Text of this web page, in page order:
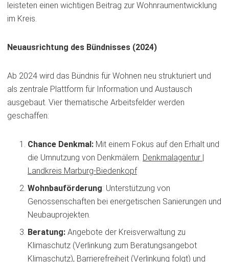
leisteten einen wichtigen Beitrag zur Wohnraumentwicklung
im Kreis.
Neuausrichtung des Bündnisses (2024)
Ab 2024 wird das Bündnis für Wohnen neu strukturiert und
als zentrale Plattform für Information und Austausch
ausgebaut. Vier thematische Arbeitsfelder werden
geschaffen:
Chance Denkmal: Mit einem Fokus auf den Erhalt und
die Umnutzung von Denkmälern. Denkmalagentur |
Landkreis Marburg-Biedenkopf
(Öffnet
einem
neuen
Wohnbauförderung: Unterstützung von
Genossenschaften bei energetischen Sanierungen und
Neubauprojekten.
Beratung: Angebote der Kreisverwaltung zu
Klimaschutz (Verlinkung zum Beratungsangebot
Klimaschutz), Barrierefreiheit (Verlinkung folgt) und